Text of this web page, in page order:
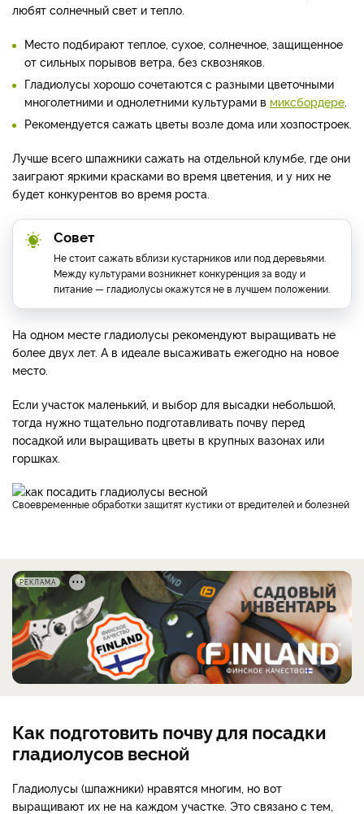
любят солнечный свет и тепло.
Место подбирают теплое, сухое, солнечное, защищенное
от сильных порывов ветра, без сквозняков.
Гладиолусы хорошо сочетаются с разными цветочными
многолетними и однолетними культурами в миксбордере
Рекомендуется сажать цветы возле дома или хозпостроек.
Лучше всего шпажники сажать на отдельной клумбе, где они
заиграют яркими красками во время цветения, и у них не
будет конкурентов во время роста.
Совет
Не стоит сажать вблизи кустарников или под деревьями.
Между культурами возникнет конкуренция за воду и
питание — гладиолусы окажутся не в лучшем положении.
На одном месте гладиолусы рекомендуют выращивать не
более двух лет. А в идеале высаживать ежегодно на новое
место.
Если участок маленький, и выбор для высадки небольшой,
тогда нужно тщательно подготавливать почву перед
посадкой или выращивать цветы в крупных вазонах или
горшках.
Своевременные обработки защитят кустики от вредителей и болезней
РЕКЛАМА
Как подготовить почву для посадки
гладиолусов весной
Гладиолусы (шпажники) нравятся многим, но вот
выращивают их не на каждом участке. Это связано с тем,